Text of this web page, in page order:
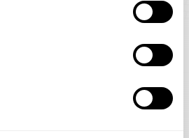
Moreškanti – sjena
€Raspon
od
75,00 €
do
138,00 €
ODABERI OPCIJE
U OVOJ KATEGORIJI